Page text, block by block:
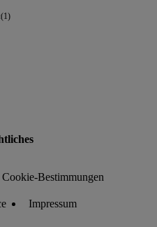
(1)
Cookie-Bestimmungen
Impressum